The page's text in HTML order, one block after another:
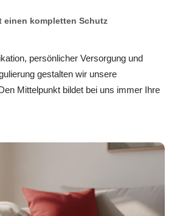
einen kompletten Schutz
persönlicher Versorgung und
gestalten wir unsere
Mittelpunkt bildet bei uns immer Ihre